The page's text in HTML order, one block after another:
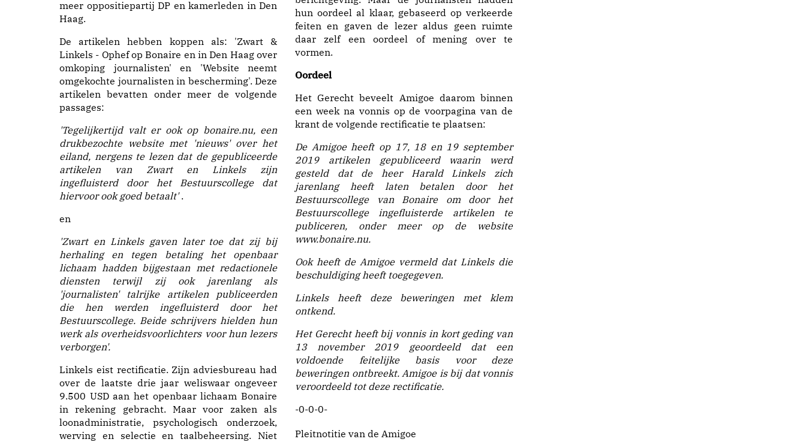
meer oppositiepartij DP en kamerleden in Den
Haag.
De artikelen hebben koppen als: 'Zwart &
Linkels - Ophef op Bonaire en in Den Haag over
omko­ping journalisten' en 'Website neemt
omgekochte journalisten in bescherming'. Deze
artikelen bevatten onder meer de volgende
passages:
'Tegelijkertijd valt er ook op bonaire.nu, een
drukbezochte website met 'nieuws' over het
eiland, nergens te lezen dat de gepubliceerde
artikelen van Zwart en Linkels zijn
ingefluisterd door het Be­stuurscollege dat
hiervoor ook goed betaalt'.
en
'Zwart en Linkels gaven later toe dat zij bij
herhaling en tegen betaling het openbaar
lichaam hadden bijgestaan met redactionele
diensten terwijl zij ook jarenlang als
'journalisten' talrijke artikelen publiceerden
die hen werden ingefluisterd door het
Bestuurscollege. Beide schrijvers hielden hun
werk als overheidsvoorlichters voor hun lezers
verborgen'.
Linkels eist rectificatie. Zijn adviesbureau had
over de laatste drie jaar weliswaar ongeveer
9.500 USD aan het openbaar lichaam Bonaire
in rekening gebracht. Maar voor zaken als
loonadministratie, psychologisch onderzoek,
werving en selectie en taalbeheersing. Niet
hun oordeel al klaar, gebaseerd op verkeerde
feiten en gaven de lezer aldus geen ruimte
daar zelf een oordeel of mening over te
vormen.
Oordeel
Het Gerecht beveelt Amigoe daarom binnen
een week na vonnis op de voorpagina van de
krant de volgende rectificatie te plaatsen:
De Amigoe heeft op 17, 18 en 19 september
2019 artikelen gepubliceerd waarin werd
gesteld dat de heer Harald Linkels zich
jarenlang heeft laten betalen door het
Bestuurscollege van Bonaire om door het
Bestuurscollege ingefluisterde artikelen te
publiceren, onder meer op de website
www.bonaire.nu.
Ook heeft de Amigoe vermeld dat Linkels die
beschuldiging heeft toegegeven.
Linkels heeft deze beweringen met klem
ontkend.
Het Gerecht heeft bij vonnis in kort geding van
13 november 2019 geoordeeld dat een
voldoende feitelijke basis voor deze
beweringen ontbreekt. Amigoe is bij dat vonnis
veroordeeld tot deze rectificatie.
-0-0-0-
Pleitnotitie van de Amigoe